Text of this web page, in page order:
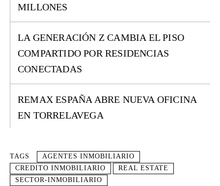
MILLONES
LA GENERACIÓN Z CAMBIA EL PISO
COMPARTIDO POR RESIDENCIAS
CONECTADAS
REMAX ESPAÑA ABRE NUEVA OFICINA
EN TORRELAVEGA
TAGS
AGENTES INMOBILIARIO
CREDITO INMOBILIARIO
REAL ESTATE
SECTOR-INMOBILIARIO